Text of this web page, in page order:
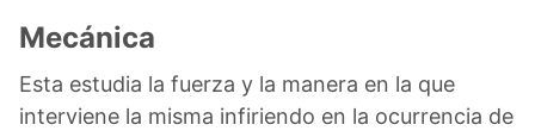
Mecánica
Esta estudia la fuerza y la manera en la que
interviene la misma infiriendo en la ocurrencia de